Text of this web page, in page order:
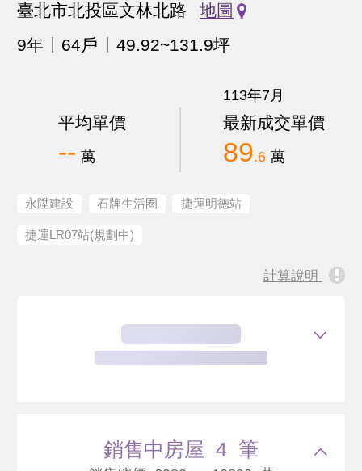
臺北市北投區文林北路
地圖
9年
64戶 49.92~131.9坪
平均單價
-- 萬
113年7月
最新成交單價
89.6 萬
永陞建設 石牌生活圈 捷運明德站
捷運LR07站(規劃中)
計算說明
銷售中房屋 4 筆